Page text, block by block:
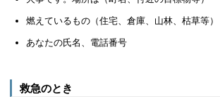
燃えているもの（住宅、倉庫、山林、枯草等）
あなたの氏名、電話番号
救急のとき